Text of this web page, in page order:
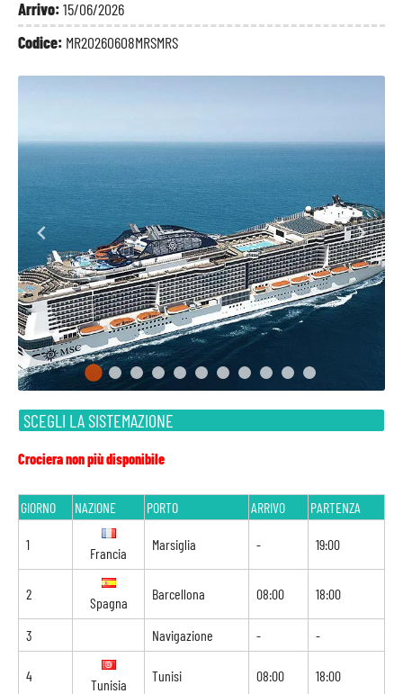
Arrivo:15/06/2026
Codice: MR20260608MRSMRS
SCEGLI LA SISTEMAZIONE
Crociera non più disponibile
GIORNO NAZIONE PORTO ARRIVO PARTENZA
1
Francia
Marsiglia - 19:00
2
Spagna
Barcellona 08:00 18:00
3 Navigazione - -
4
Tunisia
Tunisi 08:00 18:00